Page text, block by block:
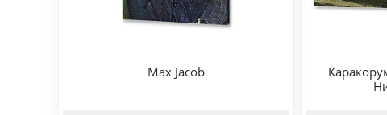
Max Jacob